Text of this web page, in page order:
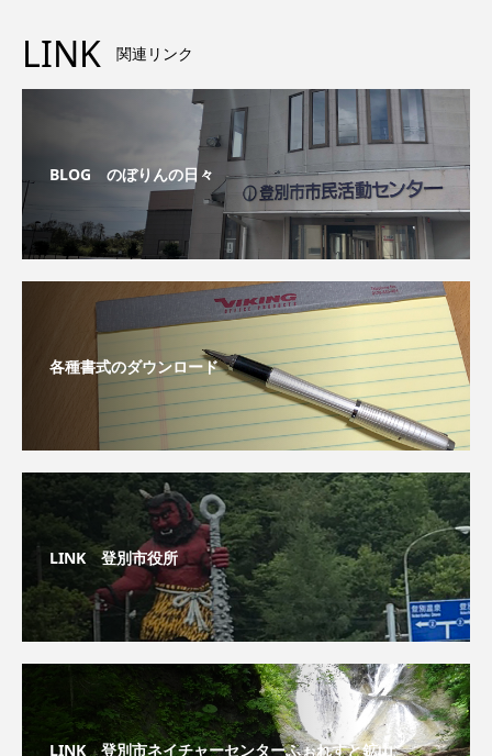
LINK 関連リンク
BLOG のぼりんの日々
各種書式のダウンロード
LINK 登別市役所
LINK 登別市ネイチャーセンターふぉれすと鉱山